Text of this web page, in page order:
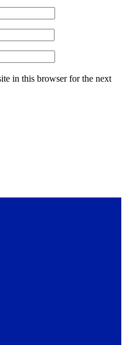
in this browser for the next